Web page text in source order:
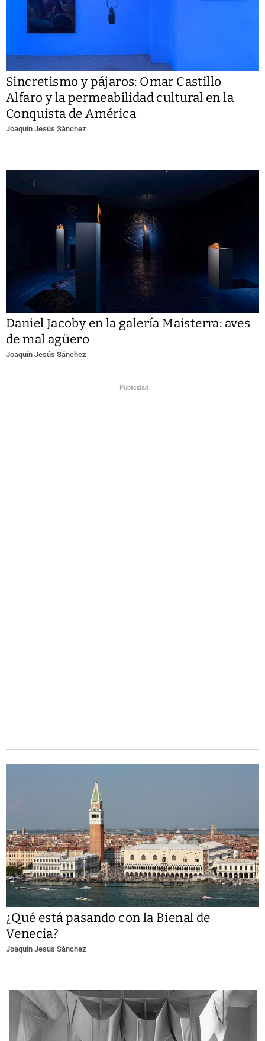
Sincretismo y pájaros: Omar Castillo
Alfaro y la permeabilidad cultural en la
Conquista de América
Joaquín Jesús Sánchez
Daniel Jacoby en la galería Maisterra: aves
de mal agüero
Joaquín Jesús Sánchez
Publicidad
¿Qué está pasando con la Bienal de
Venecia?
Joaquín Jesús Sánchez